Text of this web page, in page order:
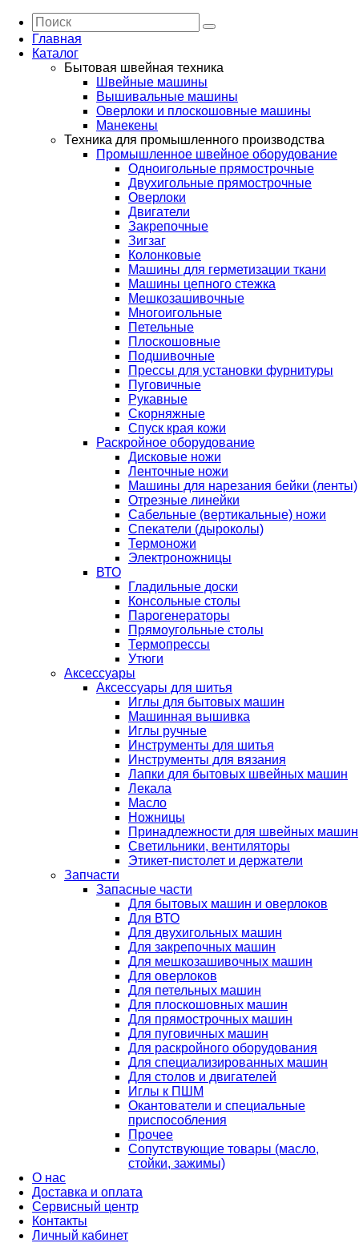
Главная
Каталог
Бытовая швейная техника
Швейные машины
Вышивальные машины
Оверлоки и плоскошовные машины
Манекены
Техника для промышленного производства
Промышленное швейное оборудование
Одноигольные прямострочные
Двухигольные прямострочные
Оверлоки
Двигатели
Закрепочные
Зигзаг
Колонковые
Машины для герметизации ткани
Машины цепного стежка
Мешкозашивочные
Многоигольные
Петельные
Плоскошовные
Подшивочные
Прессы для установки фурнитуры
Пуговичные
Рукавные
Скорняжные
Спуск края кожи
Раскройное оборудование
Дисковые ножи
Ленточные ножи
Машины для нарезания бейки (ленты)
Отрезные линейки
Сабельные (вертикальные) ножи
Спекатели (дыроколы)
Термоножи
Электроножницы
ВТО
Гладильные доски
Консольные столы
Парогенераторы
Прямоугольные столы
Термопрессы
Утюги
Аксессуары
Аксессуары для шитья
Иглы для бытовых машин
Машинная вышивка
Иглы ручные
Инструменты для шитья
Инструменты для вязания
Лапки для бытовых швейных машин
Лекала
Масло
Ножницы
Принадлежности для швейных машин
Светильники, вентиляторы
Этикет-пистолет и держатели
Запчасти
Запасные части
Для бытовых машин и оверлоков
Для ВТО
Для двухигольных машин
Для закрепочных машин
Для мешкозашивочных машин
Для оверлоков
Для петельных машин
Для плоскошовных машин
Для прямострочных машин
Для пуговичных машин
Для раскройного оборудования
Для специализированных машин
Для столов и двигателей
Иглы к ПШМ
Окантователи и специальные
приспособления
Прочее
Сопутствующие товары (масло,
стойки, зажимы)
О нас
Доставка и оплата
Сервисный центр
Контакты
Личный кабинет